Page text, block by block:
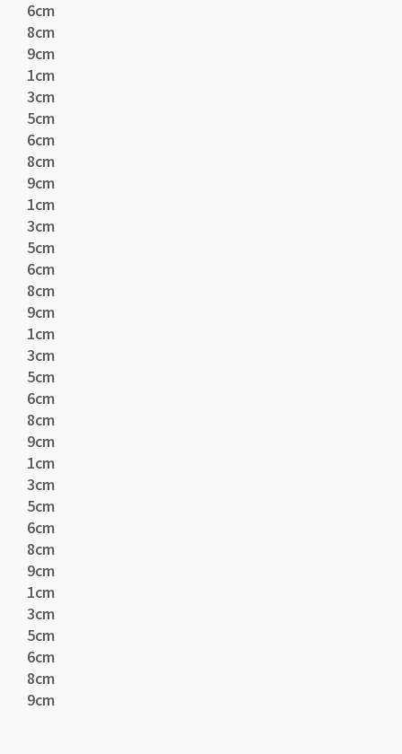
6cm
8cm
9cm
1cm
3cm
5cm
6cm
8cm
9cm
1cm
3cm
5cm
6cm
8cm
9cm
1cm
3cm
5cm
6cm
8cm
9cm
1cm
3cm
5cm
6cm
8cm
9cm
1cm
3cm
5cm
6cm
8cm
9cm